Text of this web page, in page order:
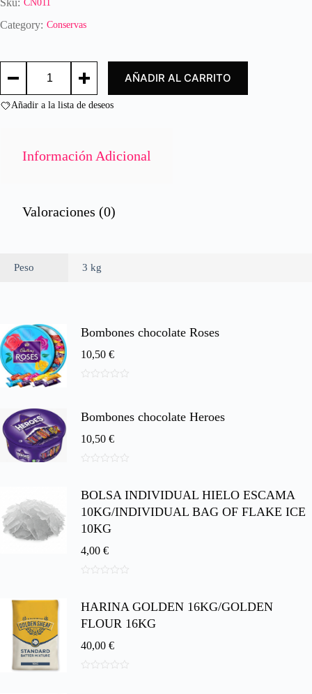
a
n
0
Sku: CN011
Category: Conservas
HEINZ
HEINZ
cantidad
AÑADIR AL CARRITO
Añadir a la lista de deseos
Información Adicional
Valoraciones (0)
Peso 3 kg
Bombones chocolate Roses
10,50 €
5
Bombones chocolate Heroes
10,50 €
e
BOLSA INDIVIDUAL HIELO ESCAMA
10KG/INDIVIDUAL BAG OF FLAKE ICE
10KG
4,00 €
e
HARINA GOLDEN 16KG/GOLDEN
FLOUR 16KG
40,00 €